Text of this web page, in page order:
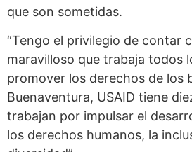
que son sometidas.
“Tengo el privilegio de contar
maravilloso que trabaja todos
promover los derechos de los
Buenaventura, USAID tiene
trabajan por impulsar el
los derechos humanos, la